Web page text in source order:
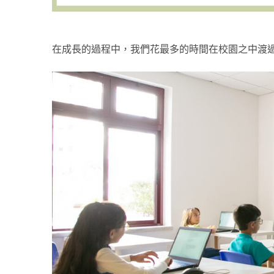
在成長的過程中，我們花最多的時間在校園之中